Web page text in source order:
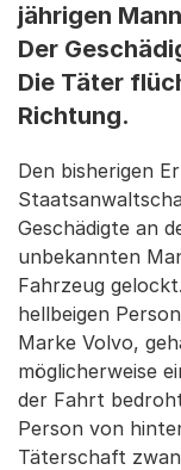
jährigen
Der
Die Täter
Richtung.
Den bisherigen
Geschädigte an
unbekannten
Fahrzeug
hellbeigen
Marke Volvo,
möglicherweise
der Fahrt
Person von
Täterschaft